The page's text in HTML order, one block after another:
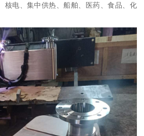
核电、集中供热、船舶、医药、食品、化